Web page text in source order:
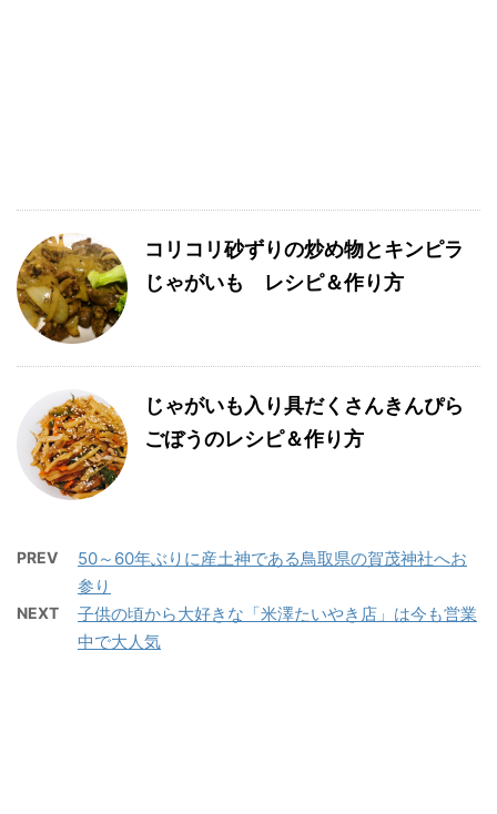
コリコリ砂ずりの炒め物とキンピラ
じゃがいも レシピ＆作り方
じゃがいも入り具だくさんきんぴら
ごぼうのレシピ＆作り方
PREV
50～60年ぶりに産土神である鳥取県の賀茂神社へお
参り
NEXT
子供の頃から大好きな「米澤たいやき店」は今も営業
中で大人気